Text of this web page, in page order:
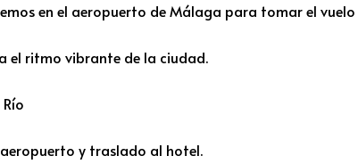
en el aeropuerto de Málaga para tomar el
el ritmo vibrante de la ciudad.
aeropuerto y traslado al hotel.